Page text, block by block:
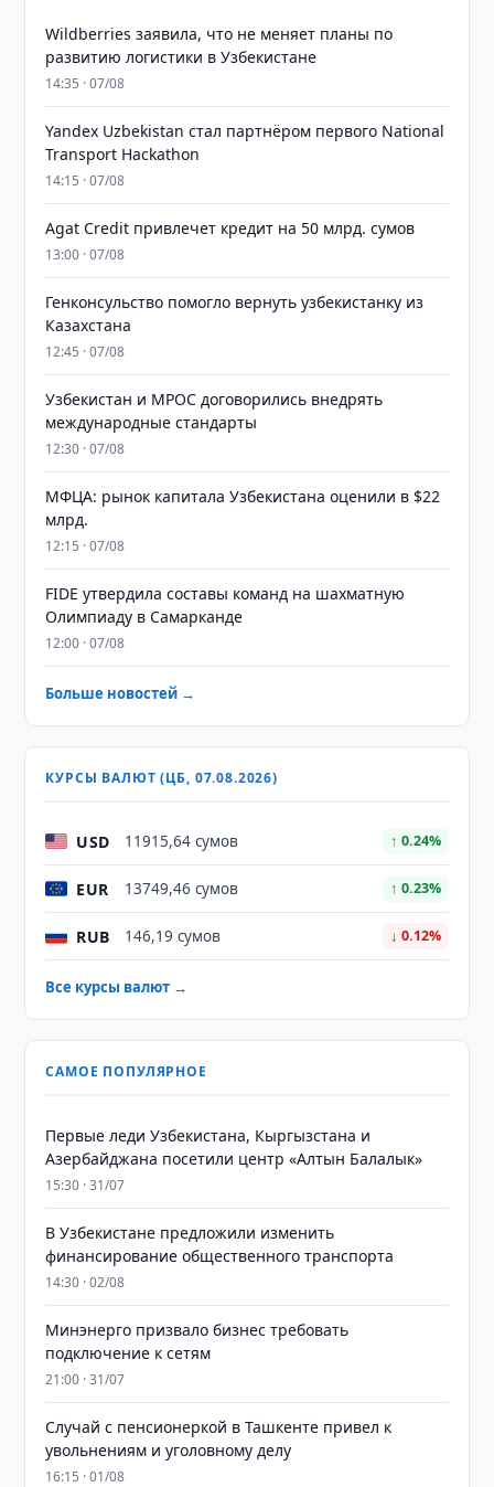
Wildberries заявила, что не меняет планы по
развитию логистики в Узбекистане
14:35 · 07/08
Yandex Uzbekistan стал партнёром первого National
Transport Hackathon
14:15 · 07/08
Agat Credit привлечет кредит на 50 млрд. сумов
13:00 · 07/08
Генконсульство помогло вернуть узбекистанку из
Казахстана
12:45 · 07/08
Узбекистан и MPOC договорились внедрять
международные стандарты
12:30 · 07/08
МФЦА: рынок капитала Узбекистана оценили в $22
млрд.
12:15 · 07/08
FIDE утвердила составы команд на шахматную
Олимпиаду в Самарканде
12:00 · 07/08
Больше новостей →
КУРСЫ ВАЛЮТ (ЦБ, 07.08.2026)
USD 11915,64 сумов ↑ 0.24%
EUR 13749,46 сумов ↑ 0.23%
RUB 146,19 сумов ↓ 0.12%
Все курсы валют →
САМОЕ ПОПУЛЯРНОЕ
Первые леди Узбекистана, Кыргызстана и
Азербайджана посетили центр «Алтын Балалык»
15:30 · 31/07
В Узбекистане предложили изменить
финансирование общественного транспорта
14:30 · 02/08
Минэнерго призвало бизнес требовать
подключение к сетям
21:00 · 31/07
Случай с пенсионеркой в Ташкенте привел к
увольнениям и уголовному делу
16:15 · 01/08